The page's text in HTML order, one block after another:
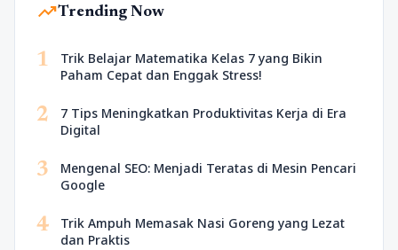
trending_upTrending Now
1
Trik Belajar Matematika Kelas 7 yang Bikin
Paham Cepat dan Enggak Stress!
2
7 Tips Meningkatkan Produktivitas Kerja di Era
Digital
3
Mengenal SEO: Menjadi Teratas di Mesin Pencari
Google
4
Trik Ampuh Memasak Nasi Goreng yang Lezat
dan Praktis